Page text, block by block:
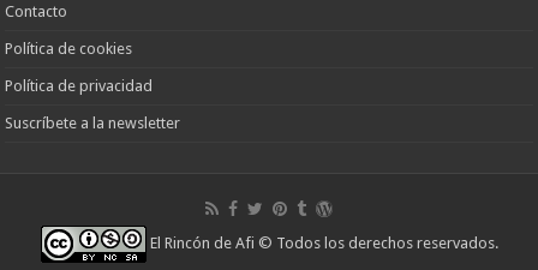
Contacto
Política de cookies
Política de privacidad
Suscríbete a la newsletter
El Rincón de Afi © Todos los derechos reservados.